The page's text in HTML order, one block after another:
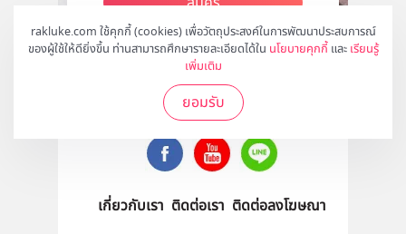
rakluke.com ใช้คุกกี้ (cookies) เพื่อวัตถุประสงค์ในการพัฒนาประสบการณ์
ของผู้ใช้ให้ดียิ่งขึ้น ท่านสามารถศึกษารายละเอียดได้ใน นโยบายคุกกี้ และ เรียนรู้
เพิ่มเติม
ยอมรับ
ติดตามเราได้ที่
เกี่ยวกับเรา ติดต่อเรา ติดต่อลงโฆษณา